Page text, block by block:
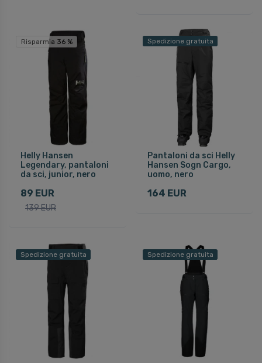
Risparmia 36 %
Helly Hansen
Legendary, pantaloni
da sci, junior, nero
89 EUR
139 EUR
Spedizione gratuita
Pantaloni da sci Helly
Hansen Sogn Cargo,
uomo, nero
164 EUR
Spedizione gratuita Spedizione gratuita